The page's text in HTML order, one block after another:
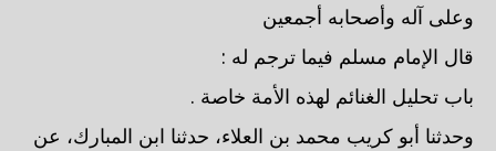
وعلى آله وأصحابه أجمعين
قال الإمام مسلم فيما ترجم له :
باب تحليل الغنائم لهذه الأمة خاصة .
وحدثنا أبو كريب محمد بن العلاء، حدثنا ابن المبارك، عن